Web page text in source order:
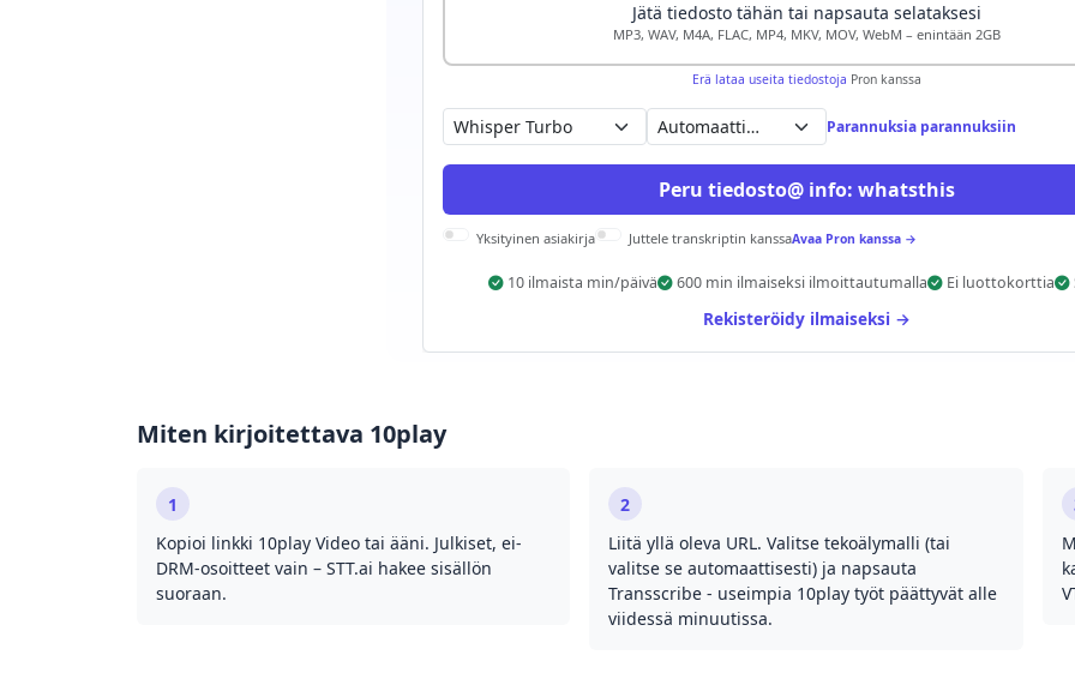
Jätä tiedosto tähän tai napsauta selataksesi
MP3, WAV, M4A, FLAC, MP4, MKV, MOV, WebM – enintään 2GB
Erä lataa useita tiedostoja Pron kanssa
Automaattihavaitse Parannuksia parannuksiin
Peru tiedosto@ info: whatsthis
Yksityinen asiakirja Juttele transkriptin kanssaAvaa Pron kanssa →
10 ilmaista min/päivä 600 min ilmaiseksi ilmoittautumalla Ei luottokorttia
Rekisteröidy ilmaiseksi →
Miten kirjoitettava 10play
1
Kopioi linkki 10play Video tai ääni. Julkiset, ei-
DRM-osoitteet vain – STT.ai hakee sisällön
suoraan.
2
Liitä yllä oleva URL. Valitse tekoälymalli (tai
valitse se automaattisesti) ja napsauta
Transscribe - useimpia 10play työt päättyvät alle
viidessä minuutissa.